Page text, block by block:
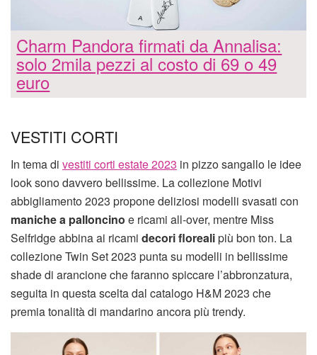
Charm Pandora firmati da Annalisa:
solo 2mila pezzi al costo di 69 o 49
euro
VESTITI CORTI
In tema di vestiti corti estate 2023 in pizzo sangallo le idee
look sono davvero bellissime. La collezione Motivi
abbigliamento 2023 propone deliziosi modelli svasati con
maniche a palloncino e ricami all-over, mentre Miss
Selfridge abbina ai ricami decori florealipiù bon ton. La
collezione Twin Set 2023 punta su modelli in bellissime
shade di arancione che faranno spiccare l’abbronzatura,
seguita in questa scelta dal catalogo H&M 2023 che
premia tonalità di mandarino ancora più trendy.